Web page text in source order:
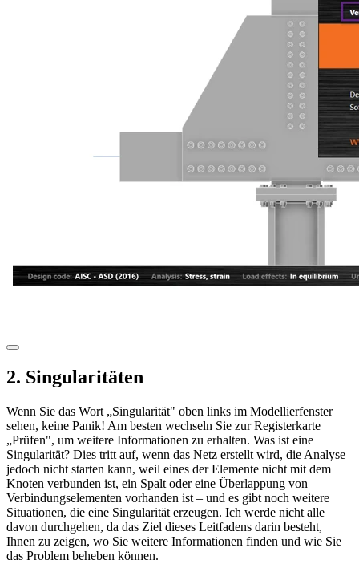
2. Singularitäten
Wenn Sie das Wort „Singularität" oben links im Modellierfenster
sehen, keine Panik! Am besten wechseln Sie zur Registerkarte
„Prüfen", um weitere Informationen zu erhalten. Was ist eine
Singularität? Dies tritt auf, wenn das Netz erstellt wird, die Analyse
jedoch nicht starten kann, weil eines der Elemente nicht mit dem
Knoten verbunden ist, ein Spalt oder eine Überlappung von
Verbindungselementen vorhanden ist – und es gibt noch weitere
Situationen, die eine Singularität erzeugen. Ich werde nicht alle
davon durchgehen, da das Ziel dieses Leitfadens darin besteht,
Ihnen zu zeigen, wo Sie weitere Informationen finden und wie Sie
das Problem beheben können.